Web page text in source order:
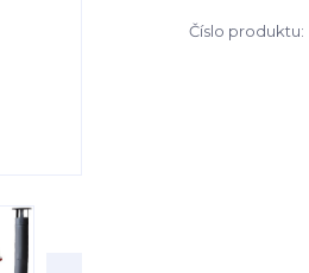
Číslo produktu: